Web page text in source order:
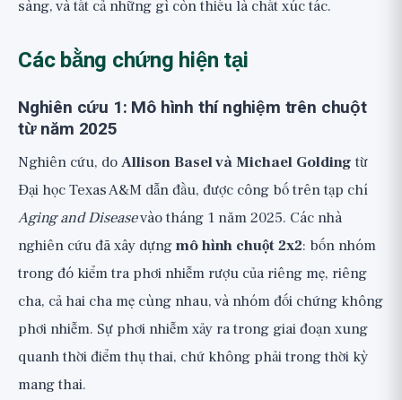
sàng, và tất cả những gì còn thiếu là chất xúc tác.
Các bằng chứng hiện tại
Nghiên cứu 1: Mô hình thí nghiệm trên chuột
từ năm 2025
Nghiên cứu, doAllison Basel và Michael Goldingtừ
Đại học Texas A&M dẫn đầu, được công bố trên tạp chí
Aging and Diseasevào tháng 1 năm 2025. Các nhà
nghiên cứu đã xây dựngmô hình chuột 2x2: bốn nhóm
trong đó kiểm tra phơi nhiễm rượu của riêng mẹ, riêng
cha, cả hai cha mẹ cùng nhau, và nhóm đối chứng không
phơi nhiễm. Sự phơi nhiễm xảy ra trong giai đoạn xung
quanh thời điểm thụ thai, chứ không phải trong thời kỳ
mang thai.